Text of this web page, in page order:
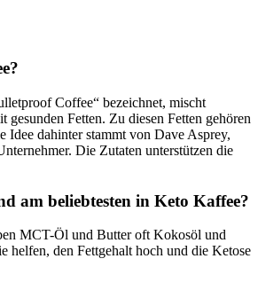
Coffee“ bezeichnet, mischt
gesunden Fetten. Zu diesen Fetten gehören
dahinter stammt von Dave Asprey,
Die Zutaten unterstützen die
am beliebtesten in Keto Kaffee?
MCT-Öl und Butter oft Kokosöl und
helfen, den Fettgehalt hoch und die Ketose